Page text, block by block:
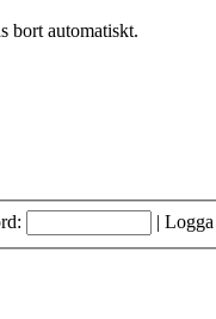
bort automatiskt.
|